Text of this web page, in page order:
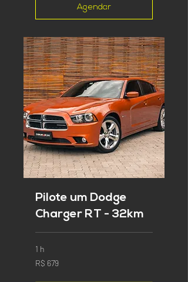
Agendar
Pilote um Dodge
Charger RT - 32km
1 h
679
Reais
R$ 679